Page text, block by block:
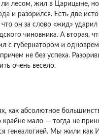
ли лесом, жил в Царицыне,
и разорился. Есть две
что он за слово «жид»
чиновника. А вторая,
с губернатором и
не без успеха.
очень весело.
как абсолютное
крайне мало — тогда не
генеалогией. Мы жили как